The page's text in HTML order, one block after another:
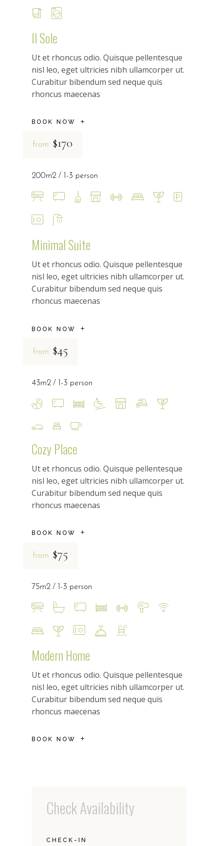
Il Sole
Ut et rhoncus odio. Quisque pellentesque
nisl leo, eget ultricies nibh ullamcorper ut.
Curabitur bibendum sed neque quis
rhoncus maecenas
BOOK NOW
from $170
Minimal Suite
Ut et rhoncus odio. Quisque pellentesque
nisl leo, eget ultricies nibh ullamcorper ut.
Curabitur bibendum sed neque quis
rhoncus maecenas
BOOK NOW
200m2 1-3 person
from $45
Cozy Place
Ut et rhoncus odio. Quisque pellentesque
nisl leo, eget ultricies nibh ullamcorper ut.
Curabitur bibendum sed neque quis
rhoncus maecenas
BOOK NOW
43m2 1-3 person
from $75
Modern Home
Ut et rhoncus odio. Quisque pellentesque
nisl leo, eget ultricies nibh ullamcorper ut.
Curabitur bibendum sed neque quis
rhoncus maecenas
BOOK NOW
75m2 1-3 person
Check Availability
CHECK-IN